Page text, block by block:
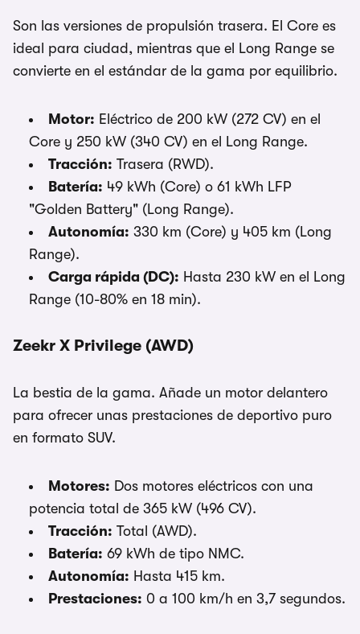
Son las versiones de propulsión trasera. El Core es
ideal para ciudad, mientras que el Long Range se
convierte en el estándar de la gama por equilibrio.
Motor: Eléctrico de 200 kW (272 CV) en el
Core y 250 kW (340 CV) en el Long Range.
Tracción: Trasera (RWD).
Batería: 49 kWh (Core) o 61 kWh LFP
"Golden Battery" (Long Range).
Autonomía: 330 km (Core) y 405 km (Long
Range).
Carga rápida (DC): Hasta 230 kW en el Long
Range (10-80% en 18 min).
Zeekr X Privilege (AWD)
La bestia de la gama. Añade un motor delantero
para ofrecer unas prestaciones de deportivo puro
en formato SUV.
Motores: Dos motores eléctricos con una
potencia total de 365 kW (496 CV).
Tracción: Total (AWD).
Batería: 69 kWh de tipo NMC.
Autonomía: Hasta 415 km.
Prestaciones: 0 a 100 km/h en 3,7 segundos.